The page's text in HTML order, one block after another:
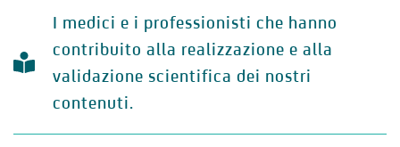
I medici e i professionisti che hanno
contribuito alla realizzazione e alla
validazione scientifica dei nostri
contenuti.